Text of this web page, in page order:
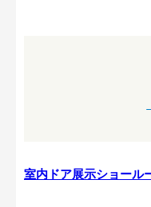
室内ドア展示ショール